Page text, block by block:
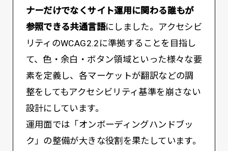
ナーだけでなくサイト運用に関わる誰もが
参照できる共通言語にしました。アクセシビ
リティのWCAG2.2に準拠することを目指し
て、色・余白・ボタン領域といった様々な要
素を定義し、各マーケットが翻訳などの調
整をしてもアクセシビリティ基準を崩さない
設計にしています。
運用面では「オンボーディングハンドブッ
ク」の整備が大きな役割を果たしています。